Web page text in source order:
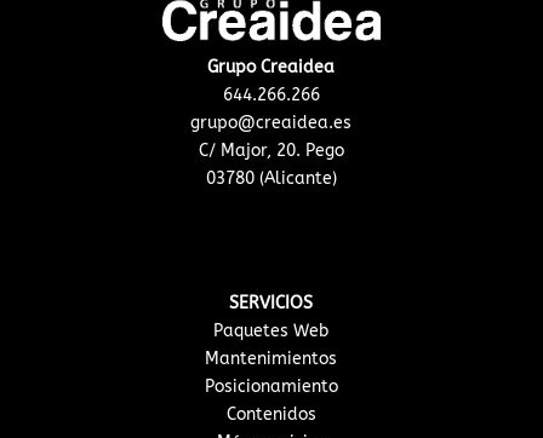
Grupo Creaidea
644.266.266
grupo@creaidea.es
C/ Major, 20. Pego
03780 (Alicante)
SERVICIOS
Paquetes Web
Mantenimientos
Posicionamiento
Contenidos